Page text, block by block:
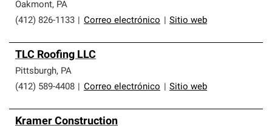
Oakmont, PA
(412) 826-1133
Correo electrónico Sitio web
TLC Roofing LLC
Pittsburgh, PA
(412) 589-4408
Correo electrónico Sitio web
Kramer Construction